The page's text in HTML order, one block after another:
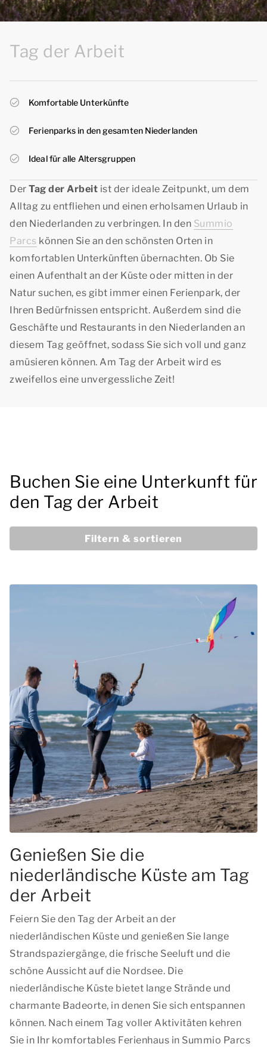
Tag der Arbeit
Komfortable Unterkünfte
Ferienparks in den gesamten Niederlanden
Ideal für alle Altersgruppen
Der Tag der Arbeit ist der ideale Zeitpunkt, um dem
Alltag zu entfliehen und einen erholsamen Urlaub in
den Niederlanden zu verbringen. In den Summio
Parcs können Sie an den schönsten Orten in
komfortablen Unterkünften übernachten. Ob Sie
einen Aufenthalt an der Küste oder mitten in der
Natur suchen, es gibt immer einen Ferienpark, der
Ihren Bedürfnissen entspricht. Außerdem sind die
Geschäfte und Restaurants in den Niederlanden an
diesem Tag geöffnet, sodass Sie sich voll und ganz
amüsieren können. Am Tag der Arbeit wird es
zweifellos eine unvergessliche Zeit!
Buchen Sie eine Unterkunft für
den Tag der Arbeit
Filtern & sortieren
Genießen Sie die
niederländische Küste am Tag
der Arbeit
Feiern Sie den Tag der Arbeit an der
niederländischen Küste und genießen Sie lange
Strandspaziergänge, die frische Seeluft und die
schöne Aussicht auf die Nordsee. Die
niederländische Küste bietet lange Strände und
charmante Badeorte, in denen Sie sich entspannen
können. Nach einem Tag voller Aktivitäten kehren
Sie in Ihr komfortables Ferienhaus in Summio Parcs